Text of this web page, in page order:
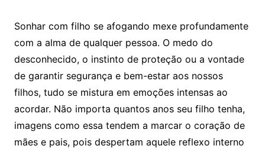
Sonhar com filho se afogando mexe profundamente
com a alma de qualquer pessoa. O medo do
desconhecido, o instinto de proteção ou a vontade
de garantir segurança e bem-estar aos nossos
filhos, tudo se mistura em emoções intensas ao
acordar. Não importa quantos anos seu filho tenha,
imagens como essa tendem a marcar o coração de
mães e pais, pois despertam aquele reflexo interno